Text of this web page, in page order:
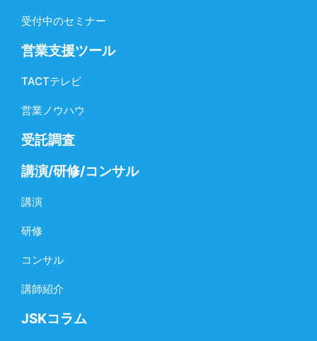
受付中のセミナー
営業支援ツール
TACTテレビ
営業ノウハウ
受託調査
講演/研修/コンサル
講演
研修
コンサル
講師紹介
JSKコラム